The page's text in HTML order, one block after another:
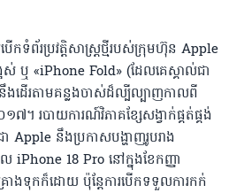
បើកទំព័រប្រវត្តិសាស្ត្រថ្មីរបស់ក្រុមហ៊ុន Apple
ឬ «iPhone Fold» (ដែលគេស្គាល់ជា
ងដើរតាមគន្លងចាស់ដ៏ល្បីល្បាញកាលពី
។ របាយការណ៍វិភាគខ្សែសង្វាក់ផ្គត់ផ្គង់
Apple នឹងប្រកាសបង្ហាញរូបរាង
iPhone 18 Pro នៅក្នុងខែកញ្ញា
ោងទុកក៏ដោយ ប៉ុន្តែការបើកទទួលការកក់